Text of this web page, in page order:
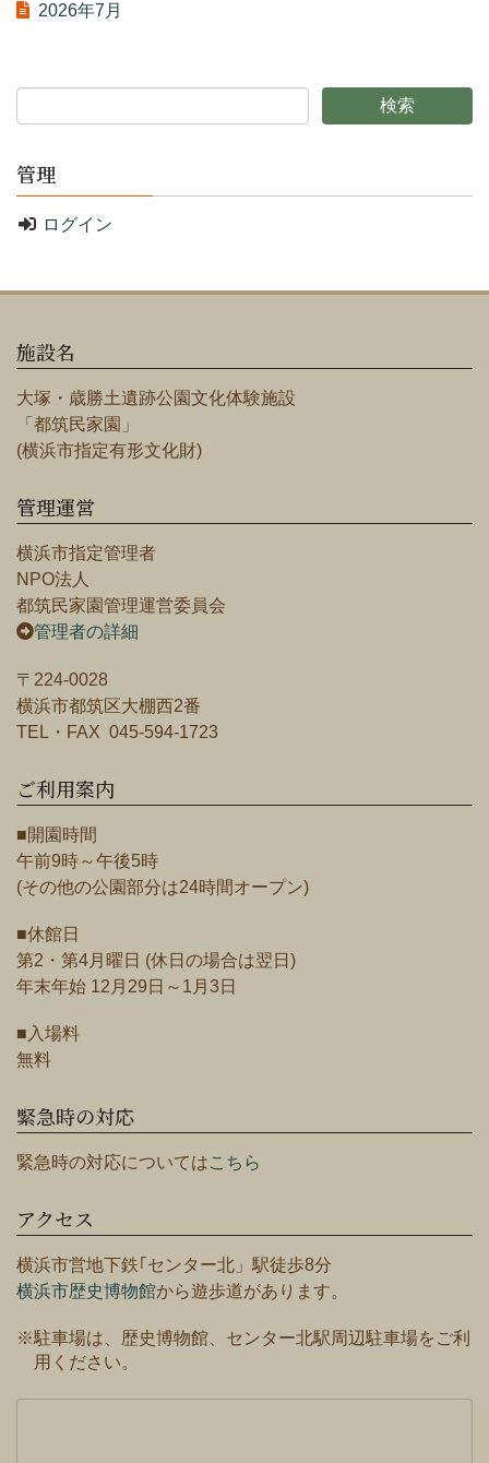
2026年7月
管理
ログイン
施設名
大塚・歳勝土遺跡公園文化体験施設
「都筑民家園」
(横浜市指定有形文化財)
管理運営
横浜市指定管理者
NPO法人
都筑民家園管理運営委員会
管理者の詳細
〒224-0028
横浜市都筑区大棚西2番
TEL・FAX 045-594-1723
ご利用案内
■開園時間
午前9時～午後5時
(その他の公園部分は24時間オープン)
■休館日
第2・第4月曜日 (休日の場合は翌日)
年末年始 12月29日～1月3日
■入場料
無料
緊急時の対応
緊急時の対応についてはこちら
アクセス
横浜市営地下鉄｢センター北」駅徒歩8分
横浜市歴史博物館から遊歩道があります。
※駐車場は、歴史博物館、センター北駅周辺駐車場をご利
用ください。